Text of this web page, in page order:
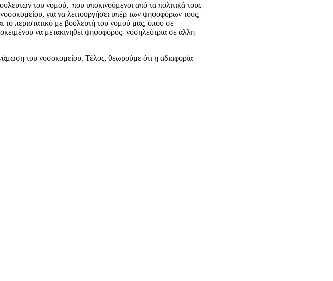
του νομού, που υποκινούμενοι από τα πολιτικά τους
για να λειτουργήσει υπέρ των ψηφοφόρων τους,
το περιστατικό με βουλευτή του νομού μας, όπου σε
να μετακινηθεί ψηφοφόρος- νοσηλεύτρια σε άλλη
του νοσοκομείου. Τέλος, θεωρούμε ότι η αδιαφορία